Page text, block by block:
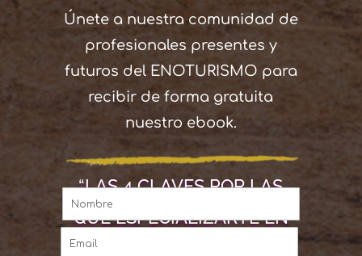
Únete a nuestra comunidad de
profesionales presentes y
futuros del ENOTURISMO para
recibir de forma gratuita
nuestro ebook.
“LAS 4 CLAVES POR LAS
QUE ESPECIALIZARTE EN